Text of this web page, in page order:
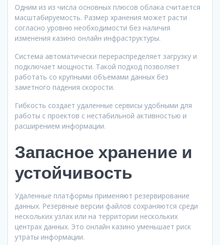
Одним из из числа основных плюсов облака считается
масштабируемость. Размер хранения может расти
согласно уровню необходимости без наличия
изменения казино онлайн инфраструктуры.
Система автоматически перераспределяет загрузку и
подключает мощности. Такой подход позволяет
работать со крупными объемами данных без
заметного падения скорости.
Гибкость создает удаленные сервисы удобными для
работы с проектов с нестабильной активностью и
расширением информации.
Запасное хранение и
устойчивость
Удаленные платформы применяют резервирование
данных. Резервные версии файлов сохраняются среди
нескольких узлах или на территории нескольких
центрах данных. Это онлайн казино уменьшает риск
утраты информации.